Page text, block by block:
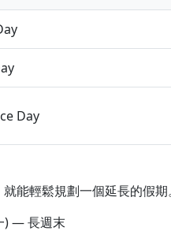
Day
能輕鬆規劃一個延長的假期。
) — 長週末